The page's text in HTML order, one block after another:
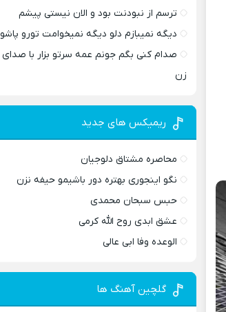
ترسم از نبودنت بود و الان نیستی پیشم
دیگه نمیبازم دلو دیگه نمیخوامت تورو پاشو
صدام کنی بگم جونم عمه سرتو بزار با صدای
زن
ریمیکس های جدید
محاصره مشتاق دلوجیان
نگو اینجوری بهتره دور باشیمو حیفه نزن
حبس سبحان محمدی
عشق ابدی روح الله کرمی
الوعده وفا ابی عالی
گلچین آهنگ ها